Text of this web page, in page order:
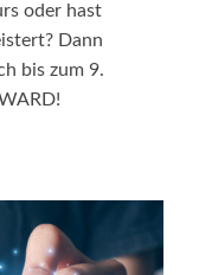
oder hast
Dann
bis zum 9.